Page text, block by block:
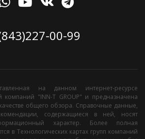
00-99
на данном интернет-ресурсе
компаний "INN-T GROUP" и предназначена
общего обзора. Справочные данные,
содержащиеся в ней, носят
характер. Более полная
в Технологических картах групп компаний